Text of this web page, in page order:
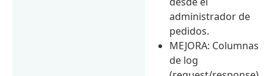
administrador de
pedidos.
MEJORA: Columnas
de log